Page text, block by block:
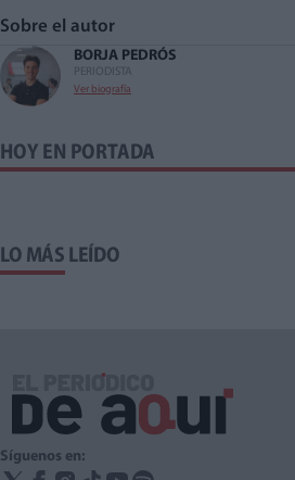
Sobre el autor
BORJA PEDRÓS
PERIODISTA
Ver biografía
HOY EN PORTADA
LO MÁS LEÍDO
Síguenos en: